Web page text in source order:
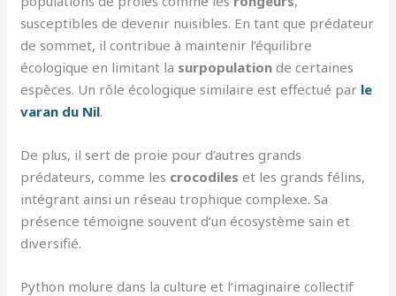
susceptibles de devenir nuisibles. En tant que prédateur
de sommet, il contribue à maintenir l’équilibre
écologique en limitant la surpopulation de certaines
espèces. Un rôle écologique similaire est effectué par le
varan du Nil.
De plus, il sert de proie pour d’autres grands
prédateurs, comme les crocodiles et les grands félins,
intégrant ainsi un réseau trophique complexe. Sa
présence témoigne souvent d’un écosystème sain et
diversifié.
Python molure dans la culture et l’imaginaire collectif